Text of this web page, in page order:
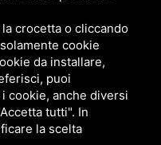
by GNA Srl
trasparenza aiuti
crocetta o cliccando
cookie
da installare,
puoi
cookie, anche diversi
tutti". In
la scelta